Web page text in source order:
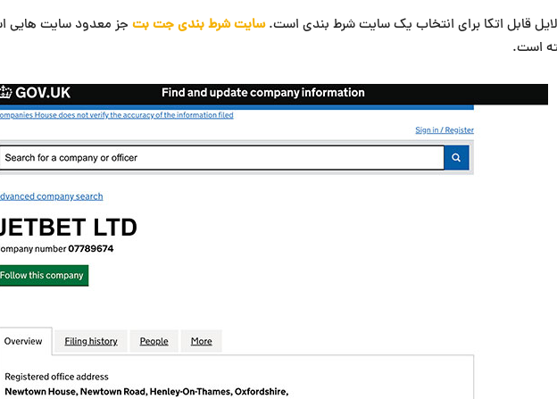
قابل اتکا برای انتخاب یک سایت شرط بندی است.سایت شرط بندی جت بت جز معدود سایت هایی